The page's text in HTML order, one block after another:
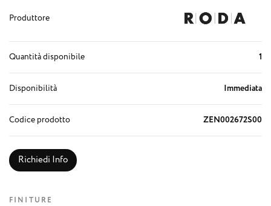
Produttore
Quantità disponibile 1
Disponibilità Immediata
Codice prodotto ZEN002672S00
Richiedi Info
FINITURE